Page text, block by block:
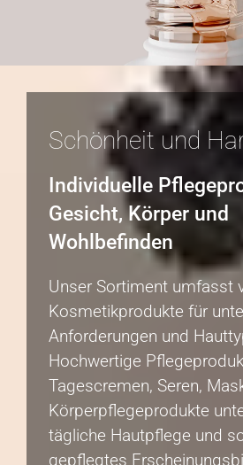
Schönheit und
Individuelle
Gesicht, Körper und
Wohlbefinden
Unser Sortiment umfasst
Kosmetikprodukte für
Anforderungen und
Hochwertige
Tagescremen, Seren,
Körperpflegeprodukte
tägliche Hautpflege und
gepflegtes